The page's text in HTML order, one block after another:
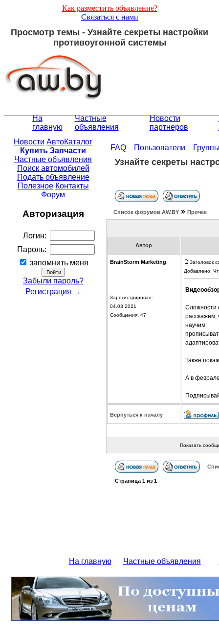
Как разместить объявление?
Связаться с нами
Просмотр темы - Узнайте секреты настройки
противоугонной системы
На
главную
Частные
объявления
Новости
партнеров
Новости АвтоКаталог
Купить Запчасти
Частные объявления
Поиск автомобилей
Подать объявление
Полезное Контакты
Форум
Авторизация
Логин:
Пароль:
запомнить меня
Забыли пароль?
Регистрация →
FAQ Пользователи
Узнайте секреты
Список форумов АW.BY » Прочее
Автор
BrainStorm Marketing
Зарегистрирован:
04.03.2021
Сообщения: 47
Заголовок
Добавлено:
Сложности
расскажем,
научим:
Также
А в
Вернуться к началу
Показать
Страница 1из 1
На главную Частные объявления